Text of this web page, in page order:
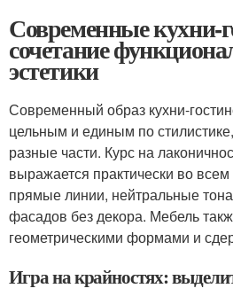
Современные кухни-
сочетание
эстетики
Современный образ кухни-
цельным и единым по
разные части. Курс на
выражается практически во
прямые линии, нейтральные
фасадов без декора. Мебель
геометрическими формами и
Игра на крайностях: